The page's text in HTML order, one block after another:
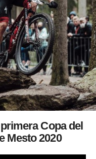
Copa del
Mesto 2020